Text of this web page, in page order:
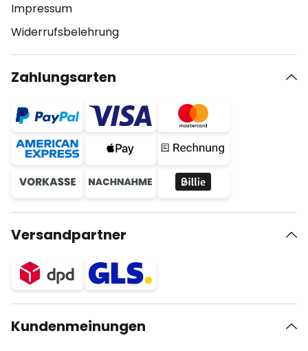
Impressum
Widerrufsbelehrung
Zahlungsarten
Versandpartner
Kundenmeinungen